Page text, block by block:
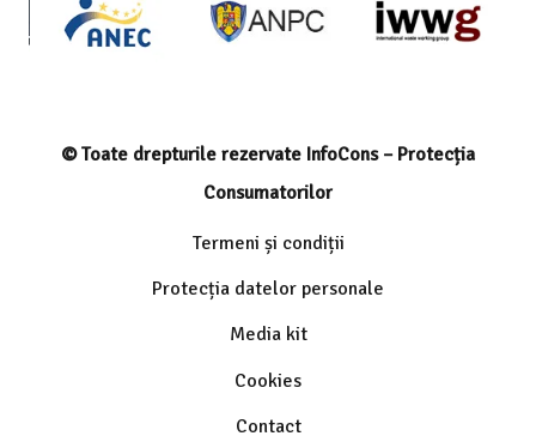
© Toate drepturile rezervate InfoCons – Protecția
Consumatorilor
Termeni și condiții
Protecția datelor personale
Media kit
Cookies
Contact